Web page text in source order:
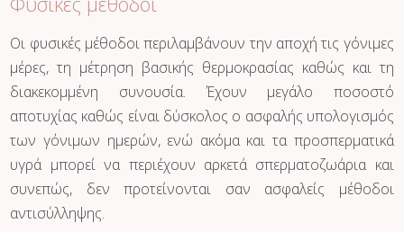
Οι φυσικές μέθοδοι περιλαμβάνουν την αποχή τις γόνιμες
μέρες, τη μέτρηση βασικής θερμοκρασίας καθώς και τη
διακεκομμένη συνουσία. Έχουν μεγάλο ποσοστό
αποτυχίας καθώς είναι δύσκολος ο ασφαλής υπολογισμός
των γόνιμων ημερών, ενώ ακόμα και τα προσπερματικά
υγρά μπορεί να περιέχουν αρκετά σπερματοζωάρια και
συνεπώς, δεν προτείνονται σαν ασφαλείς μέθοδοι
αντισύλληψης.